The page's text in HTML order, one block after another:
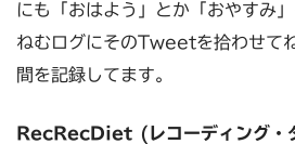
にも「おはよう」とか「おやすみ
ねむログにそのTweetを拾わせて
間を記録してます。
RecRecDiet (レコーディング・